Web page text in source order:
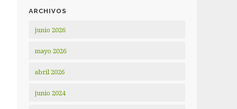
ARCHIVOS
junio 2026
mayo 2026
abril 2026
junio 2024